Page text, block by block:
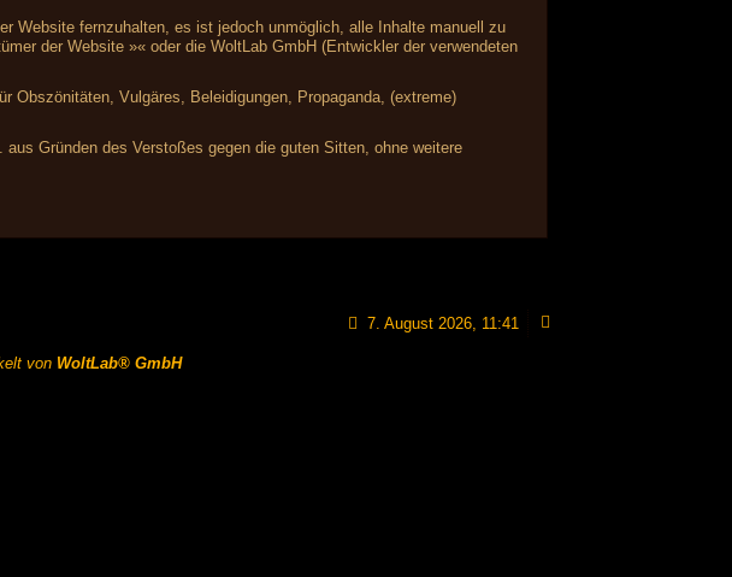
Website fernzuhalten, es ist jedoch unmöglich, alle Inhalte manuell zu
der Website »« oder die WoltLab GmbH (Entwickler der verwendeten
Obszönitäten, Vulgäres, Beleidigungen, Propaganda, (extreme)
Gründen des Verstoßes gegen die guten Sitten, ohne weitere
7. August 2026, 11:41
von WoltLab® GmbH